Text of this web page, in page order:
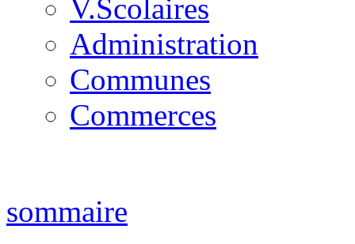
V.Scolaires
Administration
Communes
Commerces
sommaire